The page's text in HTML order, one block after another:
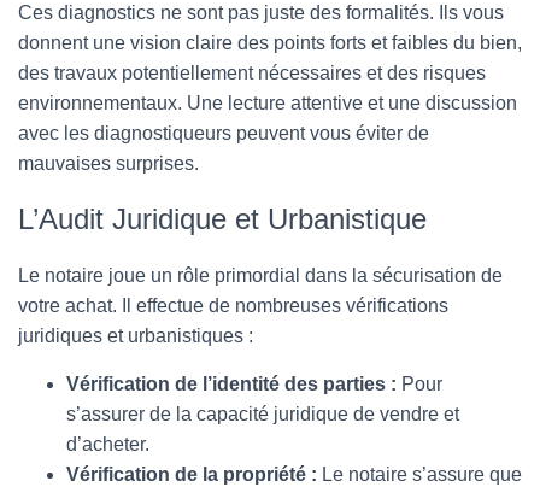
Ces diagnostics ne sont pas juste des formalités. Ils vous
donnent une vision claire des points forts et faibles du bien,
des travaux potentiellement nécessaires et des risques
environnementaux. Une lecture attentive et une discussion
avec les diagnostiqueurs peuvent vous éviter de
mauvaises surprises.
L’Audit Juridique et Urbanistique
Le notaire joue un rôle primordial dans la sécurisation de
votre achat. Il effectue de nombreuses vérifications
juridiques et urbanistiques :
Vérification de l’identité des parties : Pour
s’assurer de la capacité juridique de vendre et
d’acheter.
Vérification de la propriété : Le notaire s’assure que